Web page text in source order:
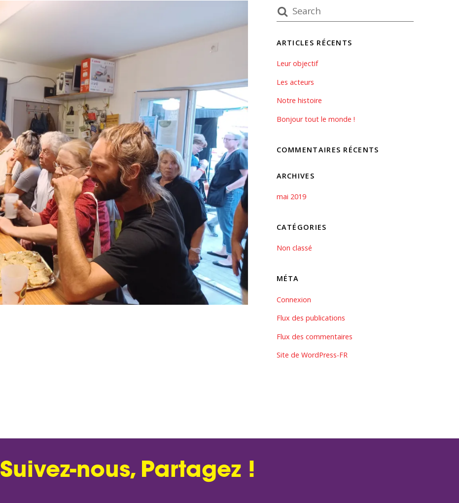
ARTICLES RÉCENTS
Leur objectif
Les acteurs
Notre histoire
Bonjour tout le monde !
COMMENTAIRES RÉCENTS
ARCHIVES
mai 2019
CATÉGORIES
Non classé
MÉTA
Connexion
Flux des publications
Flux des commentaires
Site de WordPress-FR
Suivez-nous, Partagez !